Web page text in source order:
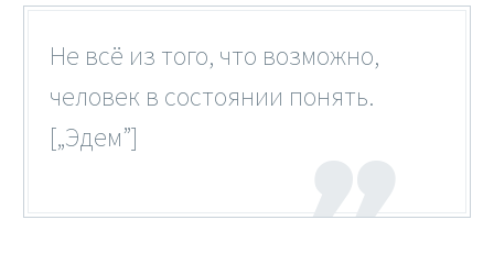
Не всё из того, что возможно,
человек в состоянии понять.
[„Эдем”]